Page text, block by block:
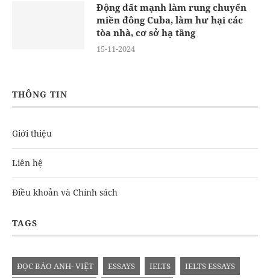
Động đất mạnh làm rung chuyển
miền đông Cuba, làm hư hại các
tòa nhà, cơ sở hạ tầng
15-11-2024
THÔNG TIN
Giới thiệu
Liên hệ
Điều khoản và Chính sách
TAGS
ĐỌC BÁO ANH- VIỆT ESSAYS IELTS IELTS ESSAYS